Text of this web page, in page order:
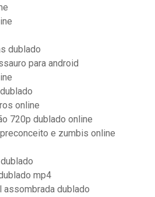
dublado
para android
online
720p dublado online
e zumbis online
mp4
assombrada dublado